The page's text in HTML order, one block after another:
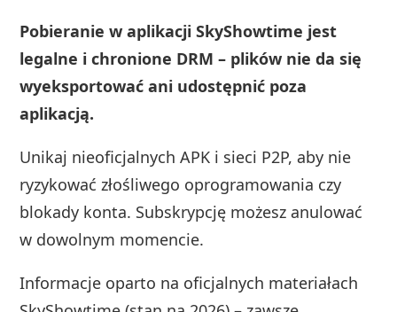
Pobieranie w aplikacji SkyShowtime jest
legalne i chronione DRM – plików nie da się
wyeksportować ani udostępnić poza
aplikacją.
Unikaj nieoficjalnych APK i sieci P2P, aby nie
ryzykować złośliwego oprogramowania czy
blokady konta. Subskrypcję możesz anulować
w dowolnym momencie.
Informacje oparto na oficjalnych materiałach